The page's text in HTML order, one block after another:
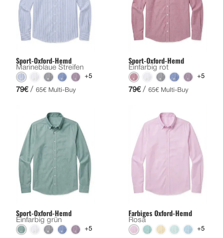
Sport-Oxford-Hemd
Marineblaue Streifen
+5
79€ / 65€ Multi-Buy
Sport-Oxford-Hemd
Einfarbig rot
+5
79€ / 65€ Multi-Buy
Sport-Oxford-Hemd
Einfarbig grün
+5
Farbiges Oxford-Hemd
Rosa
+5